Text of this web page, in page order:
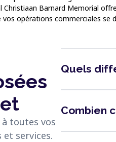
Christiaan Barnard Memorial
opérations commerciales
toutes vos
services.
Quels
Combien